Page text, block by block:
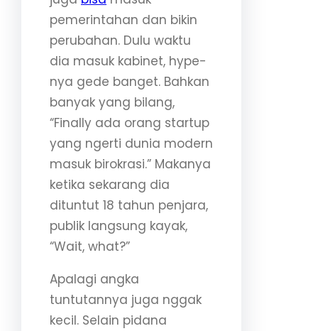
pemerintahan dan bikin
perubahan. Dulu waktu
dia masuk kabinet, hype-
nya gede banget. Bahkan
banyak yang bilang,
“Finally ada orang startup
yang ngerti dunia modern
masuk birokrasi.” Makanya
ketika sekarang dia
dituntut 18 tahun penjara,
publik langsung kayak,
“Wait, what?”
Apalagi angka
tuntutannya juga nggak
kecil. Selain pidana